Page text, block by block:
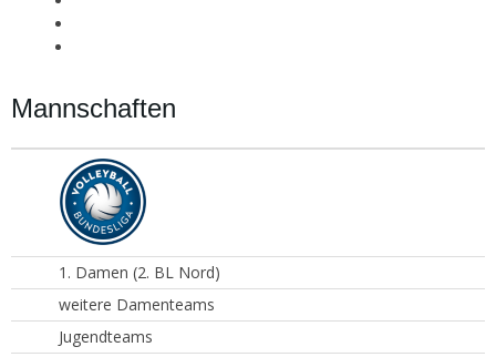
Mannschaften
1. Damen (2. BL Nord)
weitere Damenteams
Jugendteams